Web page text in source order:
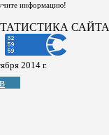
информацию!
САЙТА
2014 г.